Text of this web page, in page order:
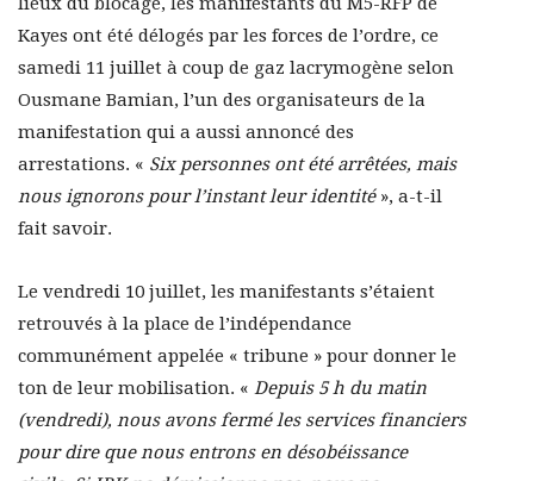
Kayes ont été délogés par les forces de l’ordre, ce
samedi 11 juillet à coup de gaz lacrymogène selon
Ousmane Bamian, l’un des organisateurs de la
manifestation qui a aussi annoncé des
arrestations. « Six personnes ont été arrêtées, mais
nous ignorons pour l’instant leur identité», a-t-il
fait savoir.
Le vendredi 10 juillet, les manifestants s’étaient
retrouvés à la place de l’indépendance
communément appelée « tribune » pour donner le
ton de leur mobilisation. « Depuis 5 h du matin
(vendredi), nous avons fermé les services financiers
pour dire que nous entrons en désobéissance